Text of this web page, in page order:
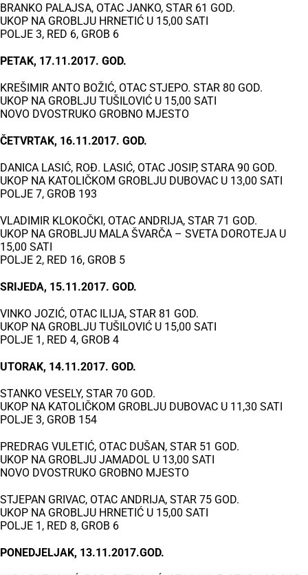
BRANKO PALAJSA, OTAC JANKO, STAR 61 GOD.
UKOP NA GROBLJU HRNETIĆ U 15,00 SATI
POLJE 3, RED 6, GROB 6
PETAK, 17.11.2017. GOD.
KREŠIMIR ANTO BOŽIĆ, OTAC STJEPO. STAR 80 GOD.
UKOP NA GROBLJU TUŠILOVIĆ U 15,00 SATI
NOVO DVOSTRUKO GROBNO MJESTO
ČETVRTAK, 16.11.2017. GOD.
DANICA LASIĆ, ROĐ. LASIĆ, OTAC JOSIP, STARA 90 GOD.
UKOP NA KATOLIČKOM GROBLJU DUBOVAC U 13,00 SATI
POLJE 7, GROB 193
VLADIMIR KLOKOČKI, OTAC ANDRIJA, STAR 71 GOD.
UKOP NA GROBLJU MALA ŠVARČA – SVETA DOROTEJA U
15,00 SATI
POLJE 2, RED 16, GROB 5
SRIJEDA, 15.11.2017. GOD.
VINKO JOZIĆ, OTAC ILIJA, STAR 81 GOD.
UKOP NA GROBLJU TUŠILOVIĆ U 15,00 SATI
POLJE 1, RED 4, GROB 4
UTORAK, 14.11.2017. GOD.
STANKO VESELY, STAR 70 GOD.
UKOP NA KATOLIČKOM GROBLJU DUBOVAC U 11,30 SATI
POLJE 3, GROB 154
PREDRAG VULETIĆ, OTAC DUŠAN, STAR 51 GOD.
UKOP NA GROBLJU JAMADOL U 13,00 SATI
NOVO DVOSTRUKO GROBNO MJESTO
STJEPAN GRIVAC, OTAC ANDRIJA, STAR 75 GOD.
UKOP NA GROBLJU HRNETIĆ U 15,00 SATI
POLJE 1, RED 8, GROB 6
PONEDJELJAK, 13.11.2017.GOD.